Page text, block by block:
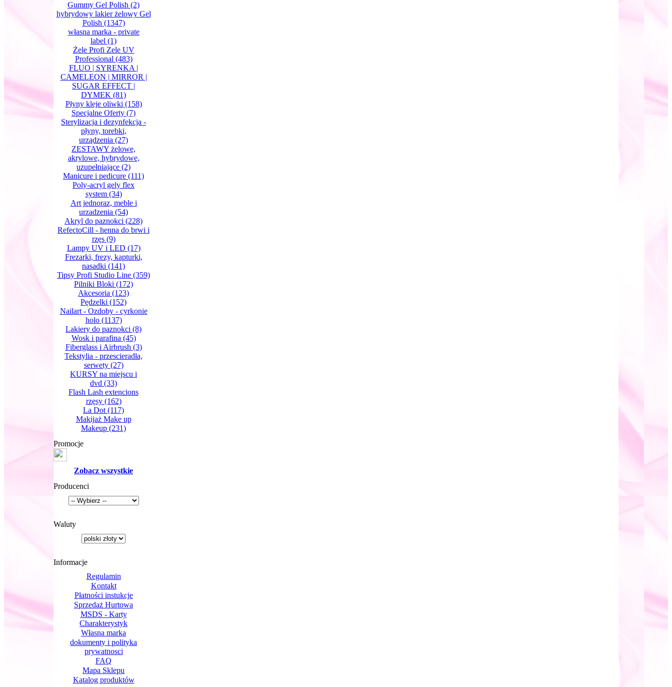
Gummy Gel Polish (2)
hybrydowy lakier żelowy Gel
Polish (1347)
własna marka - private
label (1)
Żele Profi Zele UV
Professional (483)
FLUO | SYRENKA |
CAMELEON | MIRROR |
SUGAR EFFECT |
DYMEK (81)
Płyny kleje oliwki (158)
Specjalne Oferty (7)
Sterylizacja i dezynfekcja -
płyny, torebki,
urządzenia (27)
ZESTAWY żelowe,
akrylowe, hybrydowe,
uzupełniające (2)
Manicure i pedicure (111)
Poly-acryl gely flex
system(34)
Art jednoraz, meble i
urzadzenia (54)
Akryl do paznokci (228)
RefectoCill - henna do brwi i
rzęs(9)
Lampy UV i LED (17)
Frezarki, frezy, kapturki,
nasadki (141)
Tipsy Profi Studio Line (359)
Pilniki Bloki (172)
Akcesoria (123)
Pędzelki (152)
Nailart - Ozdoby - cyrkonie
holo(1137)
Lakiery do paznokci (8)
Wosk i parafina (45)
Fiberglass i Airbrush (3)
Tekstylia - przescieradła,
serwety(27)
KURSY na miejscu i
dvd (33)
Flash Lash extencions
rzęsy(162)
La Dot (117)
Makijaż Make up
Makeup (231)
Promocje
Zobacz wszystkie
Producenci
Waluty
Informacje
Regulamin
Kontakt
Płatności instukcje
Sprzedaż Hurtowa
MSDS - Karty
Charakterystyk
Własna marka
dokumenty i polityka
prywatnosci
FAQ
Mapa Sklepu
Katalog produktów